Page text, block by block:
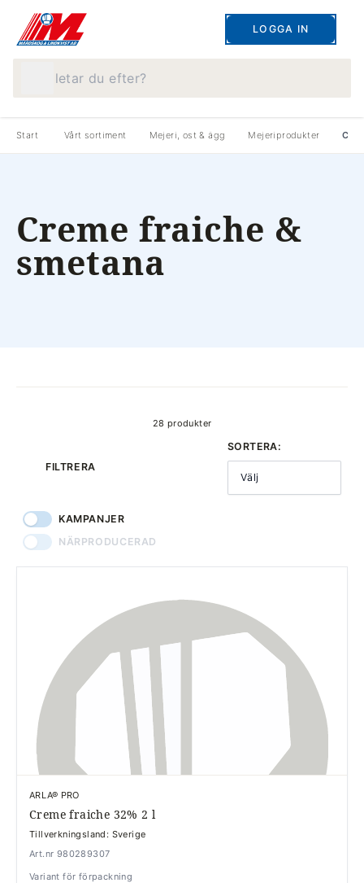
LOGGA IN
Start Vårt sortiment Mejeri, ost & ägg Mejeriprodukter
Creme fraiche &
smetana
28 produkter
FILTRERA
SORTERA:
Välj
KAMPANJER
NÄRPRODUCERAD
ARLA® PRO
Creme fraiche 32% 2 l
Tillverkningsland: Sverige
Art.nr 980289307
Variant för förpackning